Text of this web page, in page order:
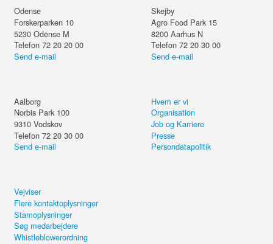
Odense
Forskerparken 10
5230 Odense M
Telefon 72 20 20 00
Send e-mail
Skejby
Agro Food Park 15
8200 Aarhus N
Telefon 72 20 30 00
Send e-mail
Aalborg
Norbis Park 100
9310 Vodskov
Telefon 72 20 30 00
Send e-mail
Hvem er vi
Organisation
Job og Karriere
Presse
Persondatapolitik
Vejviser
Flere kontaktoplysninger
Stamoplysninger
Søg medarbejdere
Whistleblowerordning